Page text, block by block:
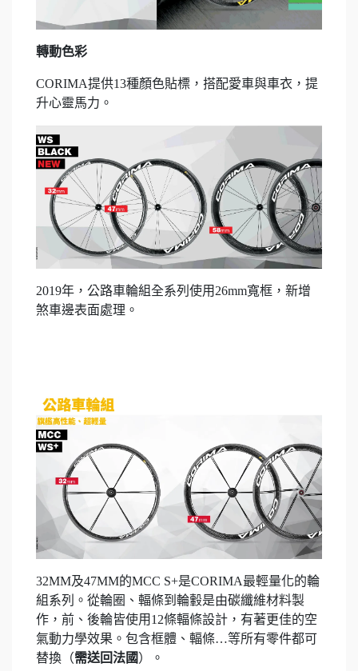
轉動色彩
CORIMA提供13種顏色貼標，搭配愛車與車衣，提
升心靈馬力。
2019年，公路車輪組全系列使用26mm寬框，新增
煞車邊表面處理。
32MM及47MM的MCC S+是CORIMA最輕量化的輪
組系列。從輪圈、輻條到輪轂是由碳纖維材料製
作，前、後輪皆使用12條輻條設計，有著更佳的空
氣動力學效果。包含框體、輻條…等所有零件都可
替換（需送回法國）。